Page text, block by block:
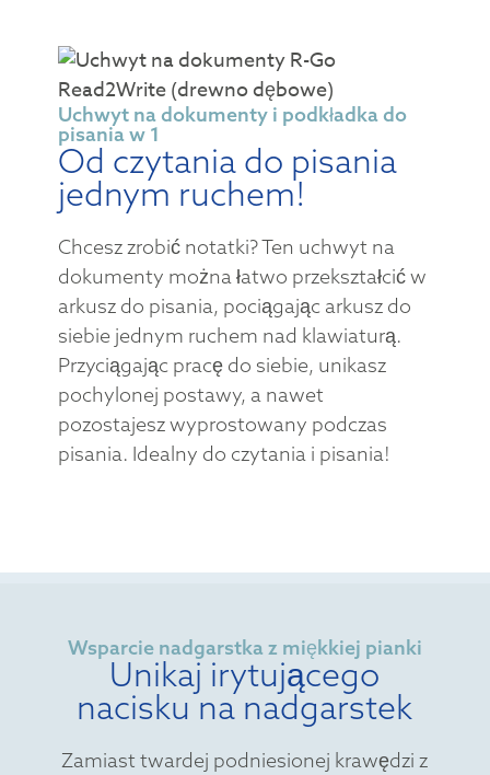
Uchwyt na dokumenty i podkładka do
pisania w 1
Od czytania do pisania
jednym ruchem!
Chcesz zrobić notatki? Ten uchwyt na
dokumenty można łatwo przekształcić w
arkusz do pisania, pociągając arkusz do
siebie jednym ruchem nad klawiaturą.
Przyciągając pracę do siebie, unikasz
pochylonej postawy, a nawet
pozostajesz wyprostowany podczas
pisania. Idealny do czytania i pisania!
Wsparcie nadgarstka z miękkiej pianki
Unikaj irytującego
nacisku na nadgarstek
Zamiast twardej podniesionej krawędzi z